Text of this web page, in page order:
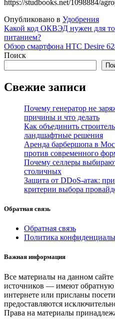
https://studbooks.net/1098884/
Опубликовано в Удобрения
Навигация
по
записям
Какой код ОКВЭД нужен для
питанием?
Обзор смартфона HTC Desire
Поиск
Свежие записи
Почему генератор не
причины и что делать
Как объединить
ландшафтные решения
Аренда барбершопа в
против современного
Почему селлеры
столичных
Защита от DDoS-атак:
критерии выбора
Обратная связь
Обратная связь
Политика
Важная информация
Все материалы на данном
источников — имеют обратную
интернете или присланы
предоставляются
Права на материалы